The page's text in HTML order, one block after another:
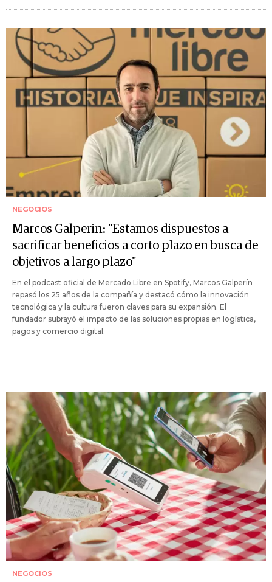
NEGOCIOS
Marcos Galperin: "Estamos dispuestos a
sacrificar beneficios a corto plazo en busca de
objetivos a largo plazo"
En el podcast oficial de Mercado Libre en Spotify, Marcos Galperín
repasó los 25 años de la compañía y destacó cómo la innovación
tecnológica y la cultura fueron claves para su expansión. El
fundador subrayó el impacto de las soluciones propias en logística,
pagos y comercio digital.
NEGOCIOS